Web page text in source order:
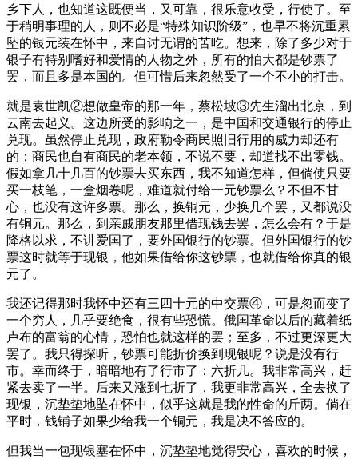
乡下人，也知道这既便当，又可靠，很乐意收受，行使了。至
于稍明事理的人，则不必是“特殊知识阶级”，也早不将沉重累
坠的银元装在怀中，来自讨无谓的苦吃。想来，除了多少对于
银子有特别嗜好和爱情的人物之外，所有的怕大都是钞票了
罢，而且多是本国的。但可惜后来忽然受了一个不小的打击。
就是袁世凯②想做皇帝的那一年，蔡松坡③先生溜出北京，到
云南去起义。这边所受的影响之一，是中国和交通银行的停止
兑现。虽然停止兑现，政府勒令商民照旧行用的威力却还有
的；商民也自有商民的老本领，不说不要，却道找不出零钱。
假如拿几十几百的钞票去买东西，我不知道怎样，但倘使只要
买一枝笔，一盒烟卷呢，难道就付给一元钞票么？不但不甘
心，也没有这许多票。那么，换铜元，少换几个罢，又都说没
有铜元。那么，到亲戚朋友那里借现钱去罢，怎么会有？于是
降格以求，不讲爱国了，要外国银行的钞票。但外国银行的钞
票这时就等于现银，他如果借给你这钞票，也就借给你真的银
元了。
我还记得那时我怀中还有三四十元的中交票④，可是忽而变了
一个穷人，几乎要绝食，很有些恐慌。俄国革命以后的藏着纸
卢布的富翁的心情，恐怕也就这样的罢；至多，不过更深更大
罢了。我只得探听，钞票可能折价换到现银呢？说是没有行
市。幸而终于，暗暗地有了行市了：六折几。我非常高兴，赶
紧去卖了一半。后来又涨到七折了，我更非常高兴，全去换了
现银，沉垫垫地坠在怀中，似乎这就是我的性命的斤两。倘在
平时，钱铺子如果少给我一个铜元，我是决不答应的。
但我当一包现银塞在怀中，沉垫垫地觉得安心，喜欢的时候，